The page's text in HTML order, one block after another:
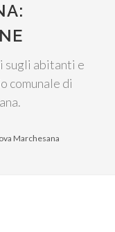
sugli abitanti e
comunale di
Marchesana